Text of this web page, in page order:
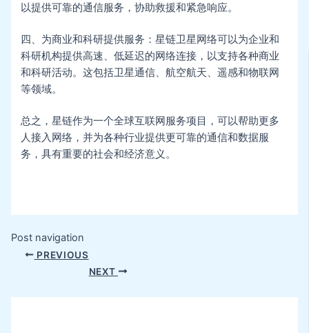
以提供可靠的通信服务，协助救援和紧急响应。
四、为商业和科研提供服务：星链卫星网络可以为企业和
科研机构提供高速、低延迟的网络连接，以支持各种商业
和科研活动。这包括卫星通信、航空航天、遥感和物联网
等领域。
总之，星链作为一个全球互联网服务项目，可以帮助更多
人接入网络，并为各种行业提供更可靠的通信和数据服
务，具有重要的社会和经济意义。
Post navigation
PREVIOUS
NEXT